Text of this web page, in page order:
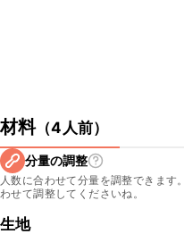
材料（4人前）
分量の調整
人数に合わせて分量を調整できます
わせて調整してくださいね。
生地